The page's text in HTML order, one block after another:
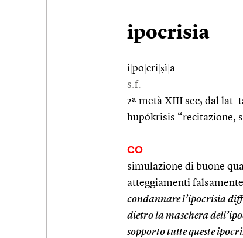
ipocrisia
i po cri ṣì a
s.f.
2ª metà XIII sec; dal lat.
hupókrisis “recitazione,
CO
simulazione di buone
atteggiamenti
condannare l’ipocrisia
dietro la maschera
sopporto tutte queste